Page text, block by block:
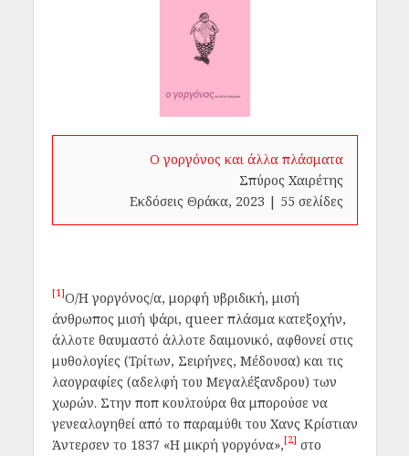
Ο γοργόνος και άλλα πλάσματα
Σπύρος Χαιρέτης
Εκδόσεις Θράκα, 2023 | 55 σελίδες
[1]Ο/Η γοργόνος/α, μορφή υβριδική, μισή
άνθρωπος μισή ψάρι, queer πλάσμα κατεξοχήν,
άλλοτε θαυμαστό άλλοτε δαιμονικό, αφθονεί στις
μυθολογίες (Τρίτων, Σειρήνες, Μέδουσα) και τις
λαογραφίες (αδελφή του Μεγαλέξανδρου) των
χωρών. Στην ποπ κουλτούρα θα μπορούσε να
γενεαλογηθεί από το παραμύθι του Χανς Κρίστιαν
Άντερσεν το 1837 «Η μικρή γοργόνα»,[2] στο